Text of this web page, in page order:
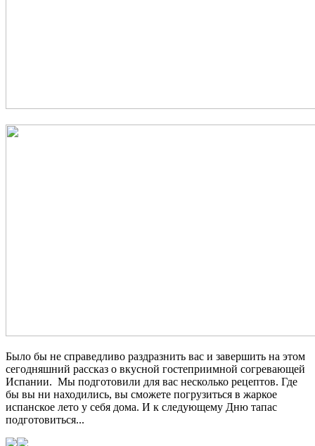
Было бы не справедливо раздразнить вас и завершить на этом
сегодняшний рассказ о вкусной гостеприимной согревающей
Испании. Мы подготовили для вас несколько рецептов. Где
бы вы ни находились, вы сможете погрузиться в жаркое
испанское лето у себя дома. И к следующему Дню тапас
подготовиться...